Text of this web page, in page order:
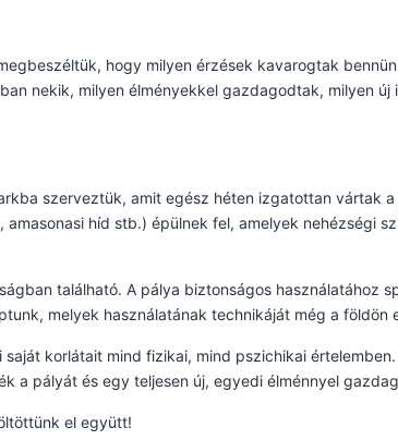
hogy milyen érzések kavarogtak
nekik, milyen élményekkel gazdagodtak, milyen új
szerveztük, amit egész héten izgatottan vártak
híd stb.) épülnek fel, amelyek nehézségi
található. A pálya biztonságos használatához
melyek használatának technikáját még a földön
korlátait mind fizikai, mind pszichikai
a pályát és egy teljesen új, egyedi élménnyel
el együtt!